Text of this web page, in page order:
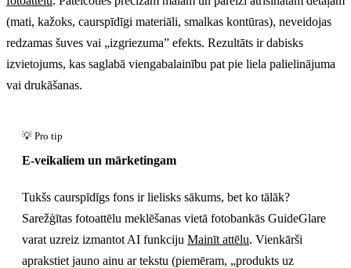
(mati, kažoks, caurspīdīgi materiāli, smalkas kontūras), neveidojas
redzamas šuves vai „izgriezuma” efekts. Rezultāts ir dabisks
izvietojums, kas saglabā viengabalainību pat pie liela palielinājuma
vai drukāšanas.
E-veikaliem un mārketingam
Tukšs caurspīdīgs fons ir lielisks sākums, bet ko tālāk?
Sarežģītas fotoattēlu meklēšanas vietā fotobankās GuideGlare
varat uzreiz izmantot AI funkciju Mainīt attēlu. Vienkārši
aprakstiet jauno ainu ar tekstu (piemēram, „produkts uz